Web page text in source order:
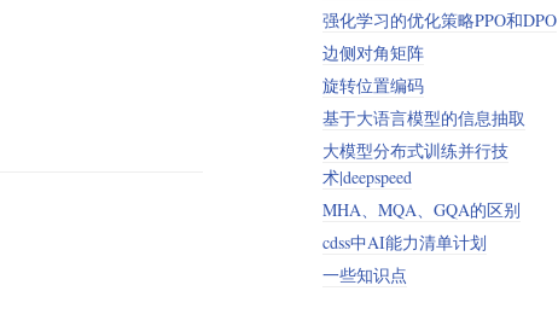
强化学习的优化策略PPO和DPO
边侧对角矩阵
旋转位置编码
基于大语言模型的信息抽取
大模型分布式训练并行技
术|deepspeed
MHA、MQA、GQA的区别
cdss中AI能力清单计划
一些知识点